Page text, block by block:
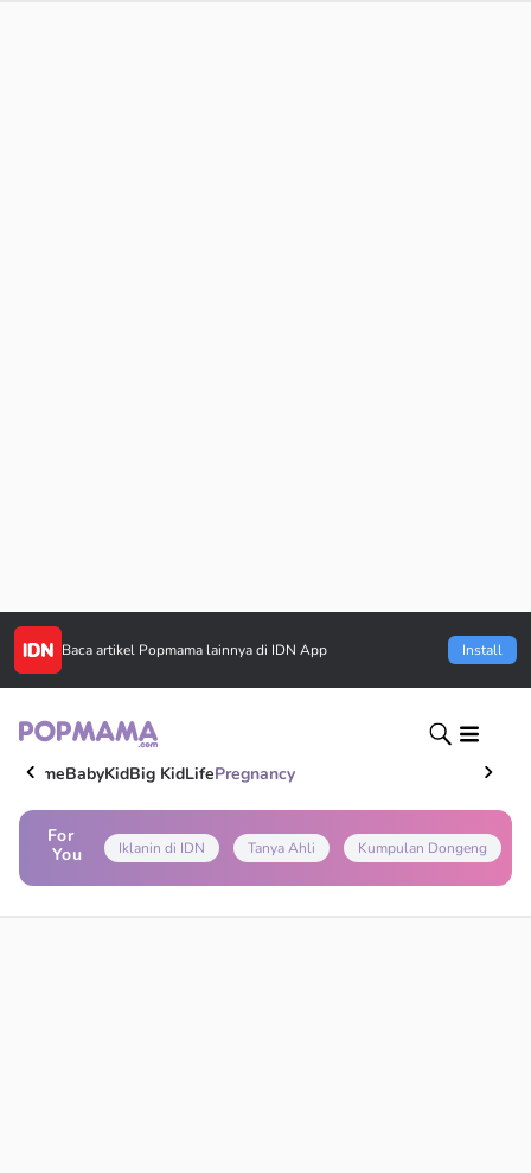
Baca artikel Popmama lainnya di IDN App Install
HomeBabyKidBig KidLifePregnancy
For
You
Iklanin di IDN Tanya Ahli Kumpulan Dongeng